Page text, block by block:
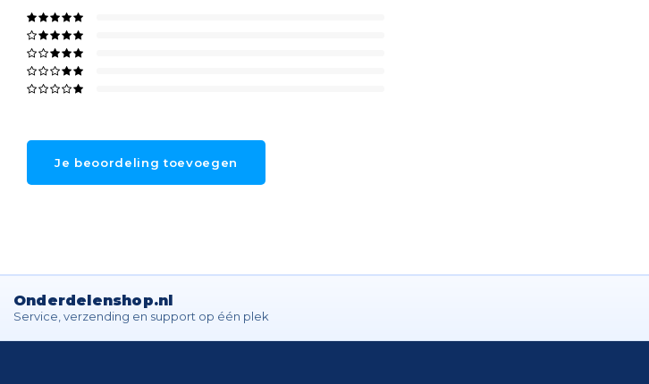
Je beoordeling toevoegen
Onderdelenshop.nl
Service, verzending en support op één plek